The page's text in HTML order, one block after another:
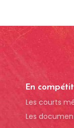
En
Les courts
Les